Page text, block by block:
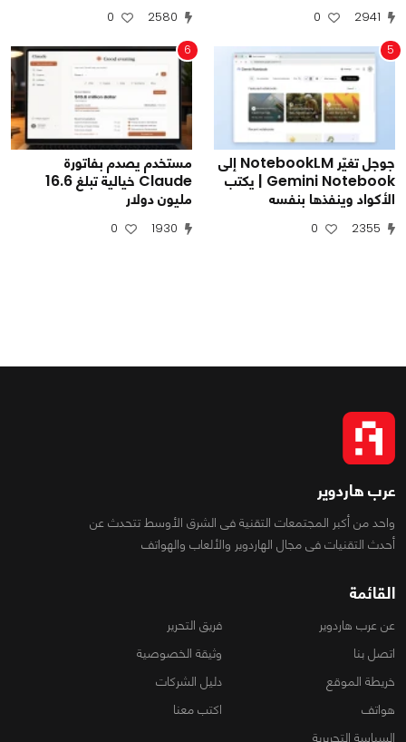
2941
0
2580
0
5
جوجل تغيّر NotebookLM إلى
Gemini Notebook | يكتب
الأكواد وينفذها بنفسه
2355
0
6
مستخدم يصدم بفاتورة
Claude خيالية تبلغ 16.6
مليون دولار
1930
0
عرب هاردوير
واحد من أكبر المجتمعات التقنية فى الشرق الأوسط تتحدث عن
أحدث التقنيات فى مجال الهاردوير والألعاب والهواتف
القائمة
عن عرب هاردوير
فريق التحرير
اتصل بنا
وثيقة الخصوصية
خريطة الموقع
دليل الشركات
هواتف
اكتب معنا
السياسة التحريرية